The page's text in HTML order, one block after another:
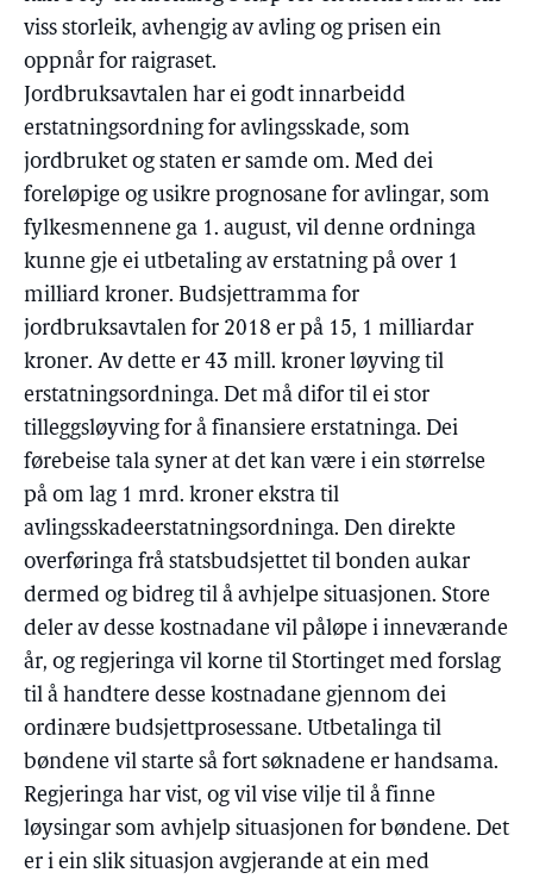
viss storleik, avhengig av avling og prisen ein
oppnår for raigraset.
Jordbruksavtalen har ei godt innarbeidd
erstatningsordning for avlingsskade, som
jordbruket og staten er samde om. Med dei
foreløpige og usikre prognosane for avlingar, som
fylkesmennene ga 1. august, vil denne ordninga
kunne gje ei utbetaling av erstatning på over 1
milliard kroner. Budsjettramma for
jordbruksavtalen for 2018 er på 15, 1 milliardar
kroner. Av dette er 43 mill. kroner løyving til
erstatningsordninga. Det må difor til ei stor
tilleggsløyving for å finansiere erstatninga. Dei
førebeise tala syner at det kan være i ein størrelse
på om lag 1 mrd. kroner ekstra til
avlingsskadeerstatningsordninga. Den direkte
overføringa frå statsbudsjettet til bonden aukar
dermed og bidreg til å avhjelpe situasjonen. Store
deler av desse kostnadane vil påløpe i inneværande
år, og regjeringa vil korne til Stortinget med forslag
til å handtere desse kostnadane gjennom dei
ordinære budsjettprosessane. Utbetalinga til
bøndene vil starte så fort søknadene er handsama.
Regjeringa har vist, og vil vise vilje til å finne
løysingar som avhjelp situasjonen for bøndene. Det
er i ein slik situasjon avgjerande at ein med